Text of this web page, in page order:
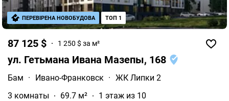
87 125 $ 1 250 $ за м²
ул. Гетьмана Ивана Мазепы, 168
Бам · Ивано-Франковск · ЖК Липки 2
3 комнаты
69.7 м² 1 этаж из 10
ПЕРЕВІРЕНА НОВОБУДОВА ТОП 1